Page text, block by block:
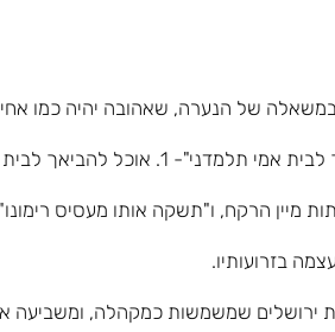
של הנערה, שאהובה יהיה כמו
כיצד להתנהג איתך. 2. אוכל להביאך לבית אמי שתלמדני כיצד לנהוג במעשי האהבה.
ו"תשקה אותו מעסיס רימונו": 1. מיץ רימונים. 2. תיתן לו לגעת
בזרועותיו.
ירושלים שמשמשות כמקהלה,